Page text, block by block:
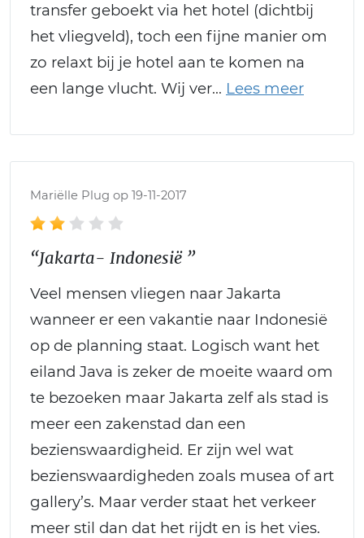
transfer geboekt via het hotel (dichtbij
het vliegveld), toch een fijne manier om
zo relaxt bij je hotel aan te komen na
een lange vlucht. Wij ver
Mariëlle Plug op 19-11-2017
“Jakarta- Indonesië ”
Veel mensen vliegen naar Jakarta
wanneer er een vakantie naar Indonesië
op de planning staat. Logisch want het
eiland Java is zeker de moeite waard om
te bezoeken maar Jakarta zelf als stad is
meer een zakenstad dan een
bezienswaardigheid. Er zijn wel wat
bezienswaardigheden zoals musea of art
gallery’s. Maar verder staat het verkeer
meer stil dan dat het rijdt en is het vies.